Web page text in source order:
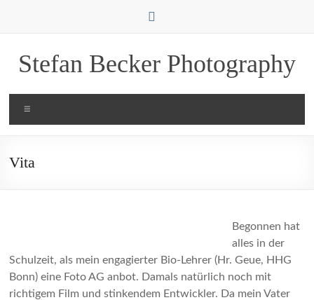
Stefan Becker Photography
Vita
Begonnen hat
alles in der
Schulzeit, als mein engagierter Bio-Lehrer (Hr. Geue, HHG
Bonn) eine Foto AG anbot. Damals natürlich noch mit
richtigem Film und stinkendem Entwickler. Da mein Vater